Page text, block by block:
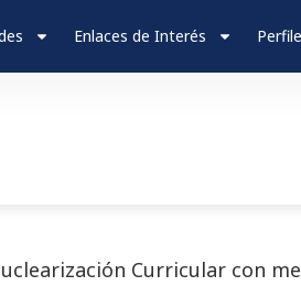
Enlaces de Interés
Curricular con